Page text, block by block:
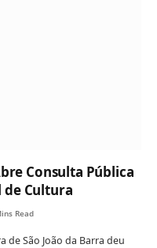
Consulta Pública
de Cultura
Read
de São João da Barra deu